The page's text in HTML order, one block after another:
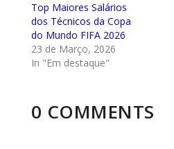
Top Maiores Salários
dos Técnicos da Copa
do Mundo FIFA 2026
23 de Março, 2026
In "Em destaque"
0 COMMENTS